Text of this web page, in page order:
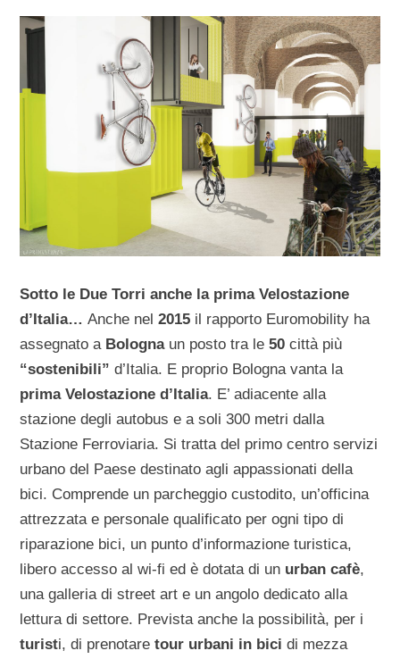
Sotto le Due Torri anche la prima Velostazione
d’Italia…Anche nel2015 il rapporto Euromobility ha
assegnato a Bolognaun posto tra le50 città più
“sostenibili” d’Italia. E proprio Bologna vanta la
prima Velostazione d’Italia. E’ adiacente alla
stazione degli autobus e a soli 300 metri dalla
Stazione Ferroviaria. Si tratta del primo centro servizi
urbano del Paese destinato agli appassionati della
bici. Comprende un parcheggio custodito, un’officina
attrezzata e personale qualificato per ogni tipo di
riparazione bici, un punto d’informazione turistica,
libero accesso al wi-fi ed è dotata di un urban cafè,
una galleria di street art e un angolo dedicato alla
lettura di settore. Prevista anche la possibilità, per i
turisti, di prenotaretour urbani in bici di mezza